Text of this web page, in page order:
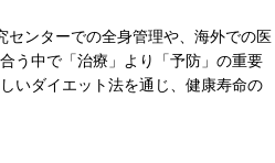
ンターでの全身管理や、海外での医
う中で「治療」より「予防」の重要
いダイエット法を通じ、健康寿命の